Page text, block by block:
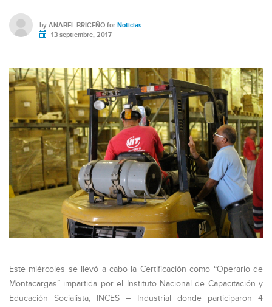
by ANABEL BRICEÑO for Noticias
13 septiembre, 2017
Este miércoles se llevó a cabo la Certificación como “Operario de
Montacargas” impartida por el Instituto Nacional de Capacitación y
Educación Socialista, INCES – Industrial donde participaron 4